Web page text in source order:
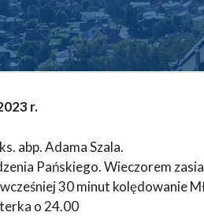
r.
abp. Adama Szala.
Pańskiego. Wieczorem
30 minut kolędowanie
o 24.00